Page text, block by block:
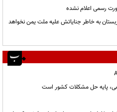
رسمی اعلام نشده
به خاطر جنایاتش علیه ملت یمن نخواهد
پایه حل مشکلات کشور است